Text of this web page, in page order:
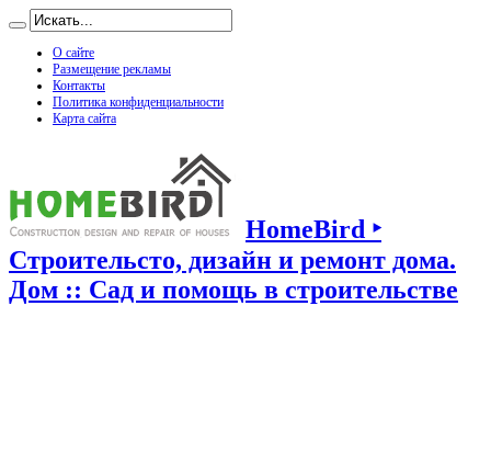
О сайте
Размещение рекламы
Контакты
Политика конфиденциальности
Карта сайта
HomeBird ‣
Строительсто, дизайн и ремонт дома.
Дом :: Сад и помощь в строительстве